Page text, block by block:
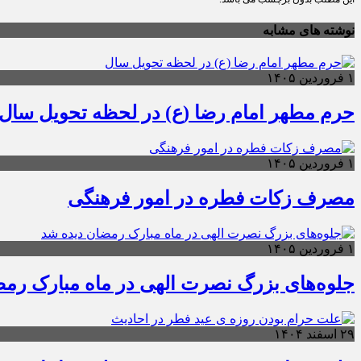
نوشته های مشابه
۱ فروردین ۱۴۰۵
حرم مطهر امام رضا (ع) در لحظه تحویل سال
۱ فروردین ۱۴۰۵
مصرف زکات فطره در امور فرهنگی
۱ فروردین ۱۴۰۵
جلوه‌های بزرگ نصرت الهی در ماه مبارک
۲۹ اسفند ۱۴۰۴